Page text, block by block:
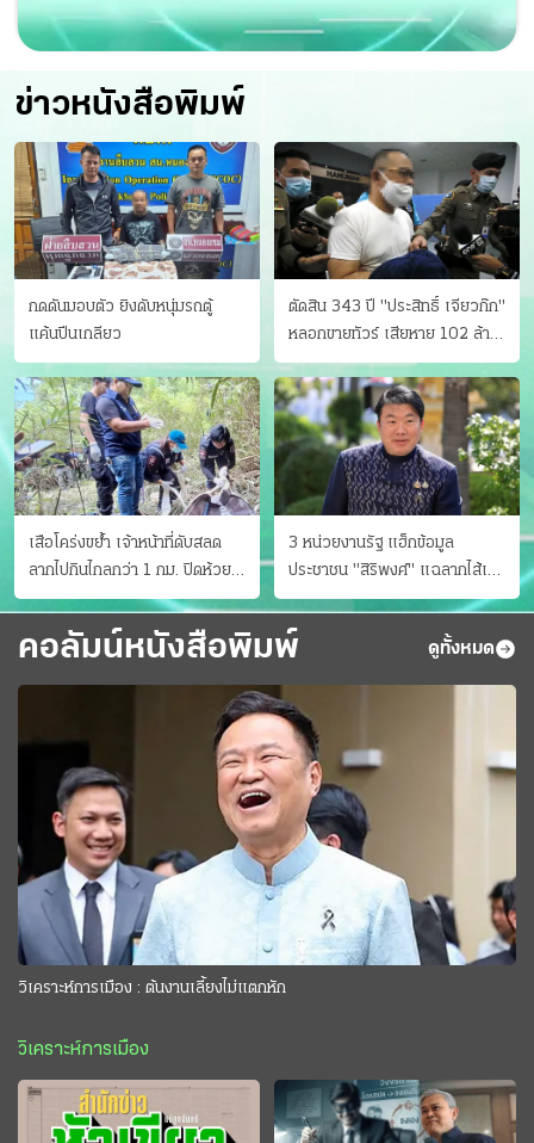
ข่าวหนังสือพิมพ์
กดดันมอบตัว ยิงดับหนุ่มรถตู้
แค้นปีนเกลียว
ตัดสิน 343 ปี "ประสิทธิ์ เจียวก๊ก"
หลอกขายทัวร์ เสียหาย 102 ล้าน
มีเหยื่อ 173 คน
เสือโคร่งขย้ำ เจ้าหน้าที่ดับสลด
ลากไปกินไกลกว่า 1 กม. ปิดห้วย
ขาแข้งชั่วคราว
3 หน่วยงานรัฐ แฮ็กข้อมูล
ประชาชน "สิริพงศ์" แฉลากไส้เอง
"หนู" กอด "หนิม" สยบลือ
คอลัมน์หนังสือพิมพ์ ดูทั้งหมด
วิเคราะห์การเมือง : ต้นงานเลี้ยงไม่แตกหัก
วิเคราะห์การเมือง